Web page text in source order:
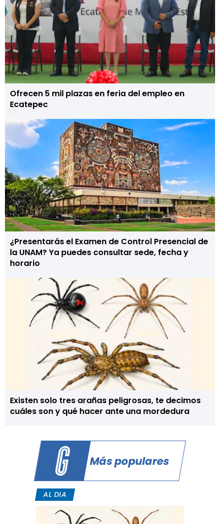
Ofrecen 5 mil plazas en feria del empleo en
Ecatepec
¿Presentarás el Examen de Control Presencial de
la UNAM? Ya puedes consultar sede, fecha y
horario
Existen solo tres arañas peligrosas, te decimos
cuáles son y qué hacer ante una mordedura
Más populares
AL DIA